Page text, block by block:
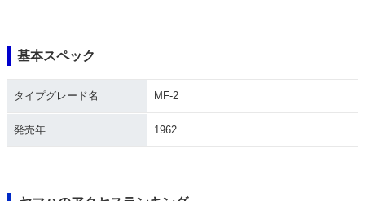
基本スペック
タイプグレード名 MF-2
発売年 1962